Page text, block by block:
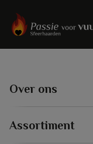
Over ons
Assortiment